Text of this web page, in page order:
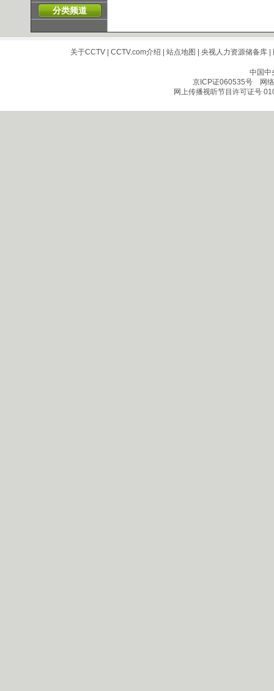
分类频道
关于CCTV| CCTV.com介绍 站点地图 央视人力资源储备库|
中国中
京ICP证060535号网络
网上传播视听节目许可证号